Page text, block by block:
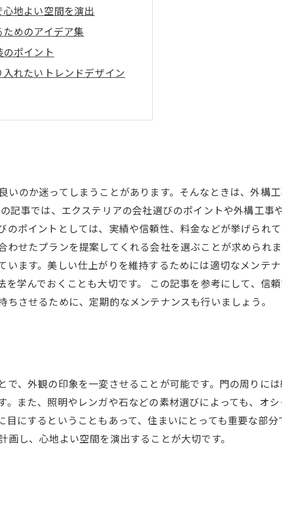
地よい空間を演出
めのアイデア集
ポイント
れたいトレンドデザイン
のか迷ってしまうことがあります。そんなときは、外構
事では、エクステリアの会社選びのポイントや外構工事
ポイントとしては、実績や信頼性、料金などが挙げられて
せたプランを提案してくれる会社を選ぶことが求められ
ます。美しい仕上がりを維持するためには適切なメンテ
学んでおくことも大切です。 この記事を参考にして、信
させるために、定期的なメンテナンスも行いましょう。
、外観の印象を一変させることが可能です。門の周りに
また、照明やレンガや石などの素材選びによっても、オ
にするということもあって、住まいにとっても重要な部分
し、心地よい空間を演出することが大切です。